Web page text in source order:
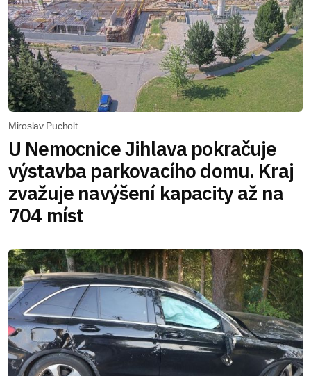
Miroslav Pucholt
U Nemocnice Jihlava pokračuje
výstavba parkovacího domu. Kraj
zvažuje navýšení kapacity až na
704 míst